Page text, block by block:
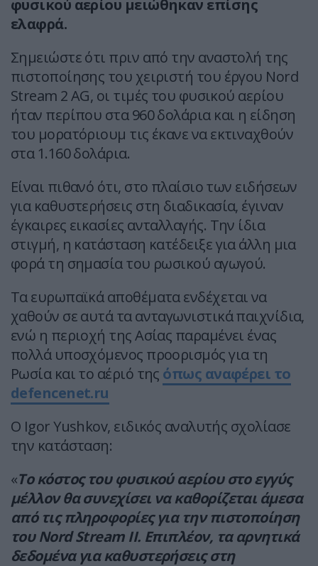
φυσικού αερίου μειώθηκαν επίσης
ελαφρά.
Σημειώστε ότι πριν από την αναστολή της
πιστοποίησης του χειριστή του έργου Nord
Stream 2 AG, οι τιμές του φυσικού αερίου
ήταν περίπου στα 960 δολάρια και η είδηση ​​
του μορατόριουμ τις έκανε να εκτιναχθούν
στα 1.160 δολάρια.
Είναι πιθανό ότι, στο πλαίσιο των ειδήσεων
για καθυστερήσεις στη διαδικασία, έγιναν
έγκαιρες εικασίες ανταλλαγής. Την ίδια
στιγμή, η κατάσταση κατέδειξε για άλλη μια
φορά τη σημασία του ρωσικού αγωγού.
Τα ευρωπαϊκά αποθέματα ενδέχεται να
χαθούν σε αυτά τα ανταγωνιστικά παιχνίδια,
ενώ η περιοχή της Ασίας παραμένει ένας
πολλά υποσχόμενος προορισμός για τη
Ρωσία και το αέριό της όπως αναφέρει το
defencenet.ru
Ο Igor Yushkov, ειδικός αναλυτής σχολίασε
την κατάσταση:
«Το κόστος του φυσικού αερίου στο εγγύς
μέλλον θα συνεχίσει να καθορίζεται άμεσα
από τις πληροφορίες για την πιστοποίηση
του Νord Stream II. Επιπλέον, τα αρνητικά
δεδομένα για καθυστερήσεις στη